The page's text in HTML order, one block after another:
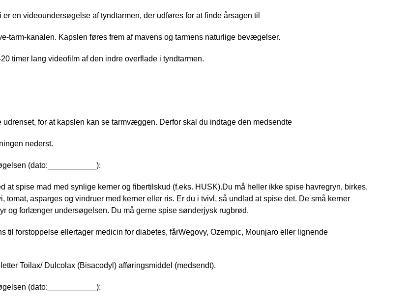
er en videoundersøgelse af tyndtarmen, der udføres for at finde årsagen til
tarm-kanalen. Kapslen føres frem af mavens og tarmens naturlige bevægelser.
timer lang videofilm af den indre overflade i tyndtarmen.
for at kapslen kan se tarmvæggen. Derfor skal du indtage den medsendte
nederst.
(dato:___________):
at spise mad med synlige kerner og fibertilskud (f.eks. HUSK).Du må heller ikke spise havregryn, birkes,
tomat, asparges og vindruer med kerner eller ris. Er du i tvivl, så undlad at spise det. De små kerner
og forlænger undersøgelsen. Du må gerne spise sønderjysk rugbrød.
til forstoppelse ellertager medicin for diabetes, fårWegovy, Ozempic, Mounjaro eller lignende
Toilax/ Dulcolax (Bisacodyl) afføringsmiddel (medsendt).
(dato:___________):